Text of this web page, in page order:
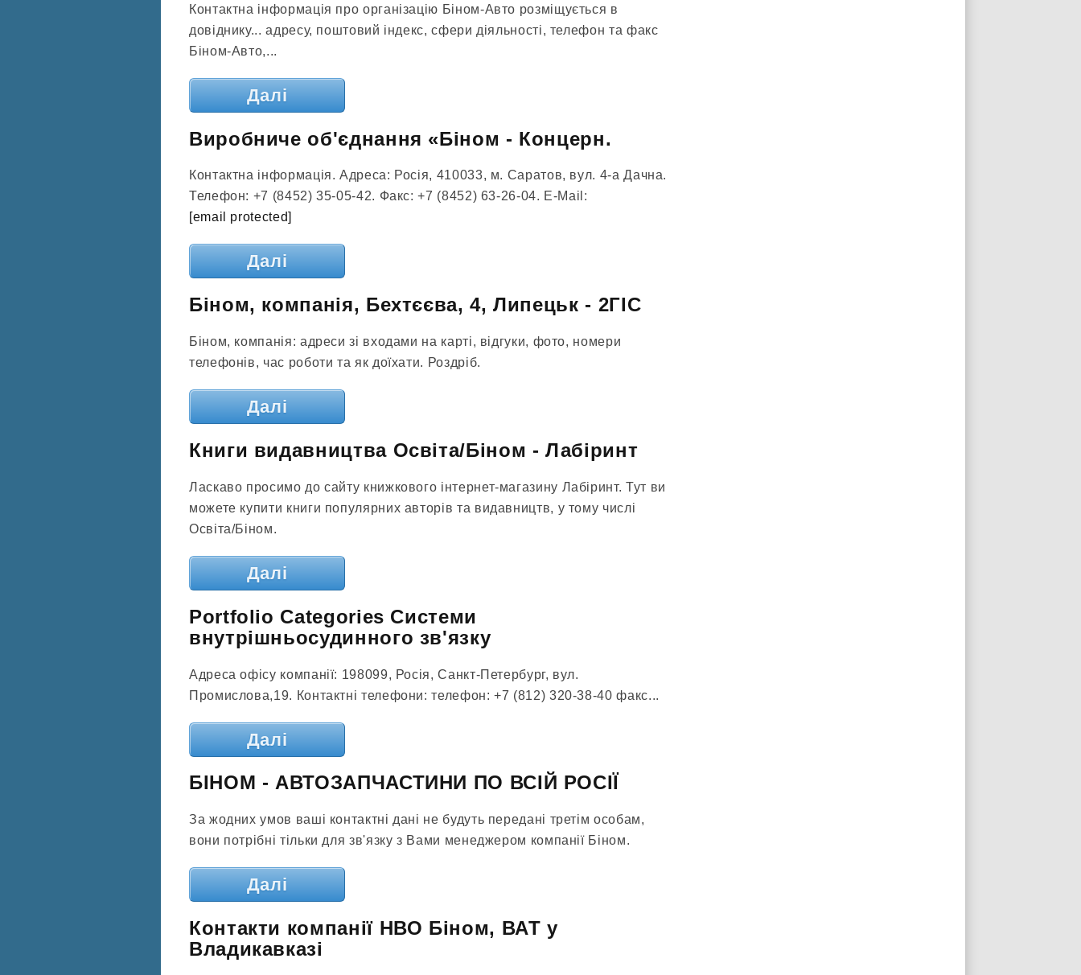
Контактна інформація про організацію Біном-Авто розміщується в
довіднику... адресу, поштовий індекс, сфери діяльності, телефон та факс
Біном-Авто,...
Далі
Виробниче об'єднання «Біном - Концерн.
Контактна інформація. Адреса: Росія, 410033, м. Саратов, вул. 4-а Дачна.
Телефон: +7 (8452) 35-05-42. Факс: +7 (8452) 63-26-04. E-Mail:
[email protected]
Далі
Біном, компанія, Бехтєєва, 4, Липецьк - 2ГІС
Біном, компанія: адреси зі входами на карті, відгуки, фото, номери
телефонів, час роботи та як доїхати. Роздріб.
Далі
Книги видавництва Освіта/Біном - Лабіринт
Ласкаво просимо до сайту книжкового інтернет-магазину Лабіринт. Тут ви
можете купити книги популярних авторів та видавництв, у тому числі
Освіта/Біном.
Далі
Portfolio Categories Системи
внутрішньосудинного зв'язку
Адреса офісу компанії: 198099, Росія, Санкт-Петербург, вул.
Промислова,19. Контактні телефони: телефон: +7 (812) 320-38-40 факс...
Далі
БІНОМ - АВТОЗАПЧАСТИНИ ПО ВСІЙ РОСІЇ
За жодних умов ваші контактні дані не будуть передані третім особам,
вони потрібні тільки для зв'язку з Вами менеджером компанії Біном.
Далі
Контакти компанії НВО Біном, ВАТ у
Владикавказі